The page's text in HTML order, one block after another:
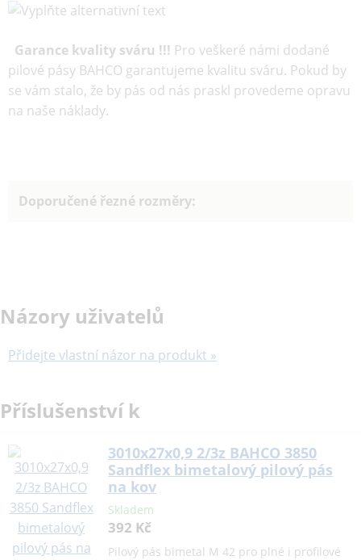
Garance kvality sváru !!! Pro veškeré námi dodané
pilové pásy BAHCO garantujeme kvalitu sváru. Pokud by
se vám stalo, že by pás od nás praskl provedeme opravu
na naše náklady.
Doporučené řezné rozměry:
Názory uživatelů
Přidejte vlastní názor na produkt »
Příslušenství k
3010x27x0,9 2/3z BAHCO 3850
Sandflex bimetalový pilový pás
na kov
Skladem
392 Kč
Pilový pás bimetal M 42 pro plné i profilové